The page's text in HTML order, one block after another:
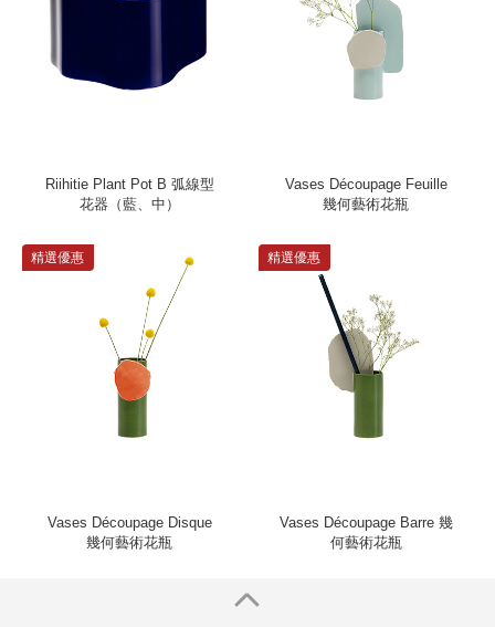
Riihitie Plant Pot B 弧線型
花器（藍、中）
Vases Découpage Feuille
幾何藝術花瓶
精選優惠
Vases Découpage Disque
幾何藝術花瓶
精選優惠
Vases Découpage Barre 幾
何藝術花瓶